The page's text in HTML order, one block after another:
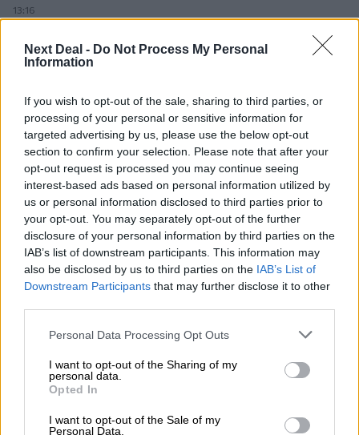
Next Deal - Do Not Process My Personal
Information
If you wish to opt-out of the sale, sharing to third parties, or
processing of your personal or sensitive information for
targeted advertising by us, please use the below opt-out
section to confirm your selection. Please note that after your
opt-out request is processed you may continue seeing
interest-based ads based on personal information utilized by
us or personal information disclosed to third parties prior to
your opt-out. You may separately opt-out of the further
disclosure of your personal information by third parties on the
IAB’s list of downstream participants. This information may
also be disclosed by us to third parties on the IAB’s List of
Downstream Participants that may further disclose it to other
Personal Data Processing Opt Outs
I want to opt-out of the Sharing of my
personal data.
Opted In
I want to opt-out of the Sale of my
Personal Data.
13:16
ΑΝΑΠΛΑΣΗ
Allianz: Ισχυρές επιδόσεις στο α’ εξάμηνο του 2026 – Ο Oliver
Bäte συνδέει τα αποτελέσματα με το κλείσιμο του
«protection gap»
Οι αισθητήρες βλέπουν καλύτερα από τον άνθρωπο. Πάντα;
Generali: Αποτελέσματα Α' Εξαμήνου - Εξαιρετική ανάπτυξη
στα Λειτουργικά και Προσαρμοσμένα Καθαρά Αποτελέσματα
με συμβολή από όλες τις επιχειρηματικές δραστηριότητες
Ομαδικά Ασφαλιστικά προϊόντα Επαγγελματικής
Συνταξιοδότησης: Νέο πεδίο ανάπτυξης για ασφαλιστικές και
CrediaBank: Οικονομικά Αποτελέσματα A’ Εξαμήνου 2026 -
Υψηλοί ρυθμοί ανάπτυξης και νέα ρεκόρ επιδόσεων